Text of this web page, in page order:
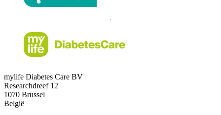
mylife Diabetes Care BV
Researchdreef 12
1070 Brussel
België